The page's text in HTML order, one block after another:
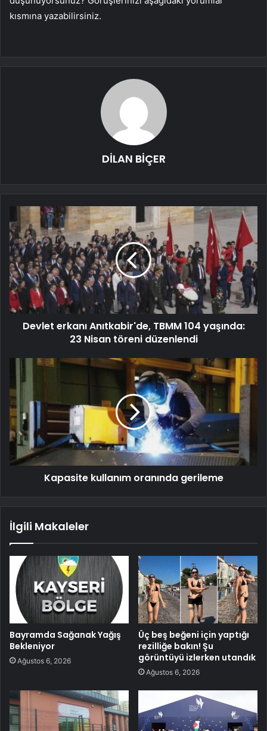
kısmına yazabilirsiniz.
DİLAN BİÇER
Devlet erkanı Anıtkabir'de, TBMM 104 yaşında:
23 Nisan töreni düzenlendi
Kapasite kullanım oranında gerileme
İlgili Makaleler
Bayramda Sağanak Yağış
Bekleniyor
Ağustos 6, 2026
Üç beş beğeni için yaptığı
rezilliğe bakın! Şu
görüntüyü izlerken utandık
Ağustos 6, 2026